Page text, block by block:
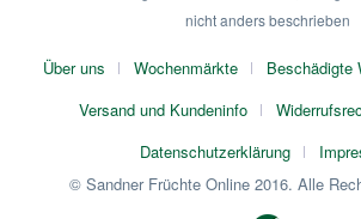
nicht anders beschrieben
Über uns Wochenmärkte Beschädigte
Versand und Kundeninfo
Datenschutzerklärung
© Sandner Früchte Online 2016. Alle